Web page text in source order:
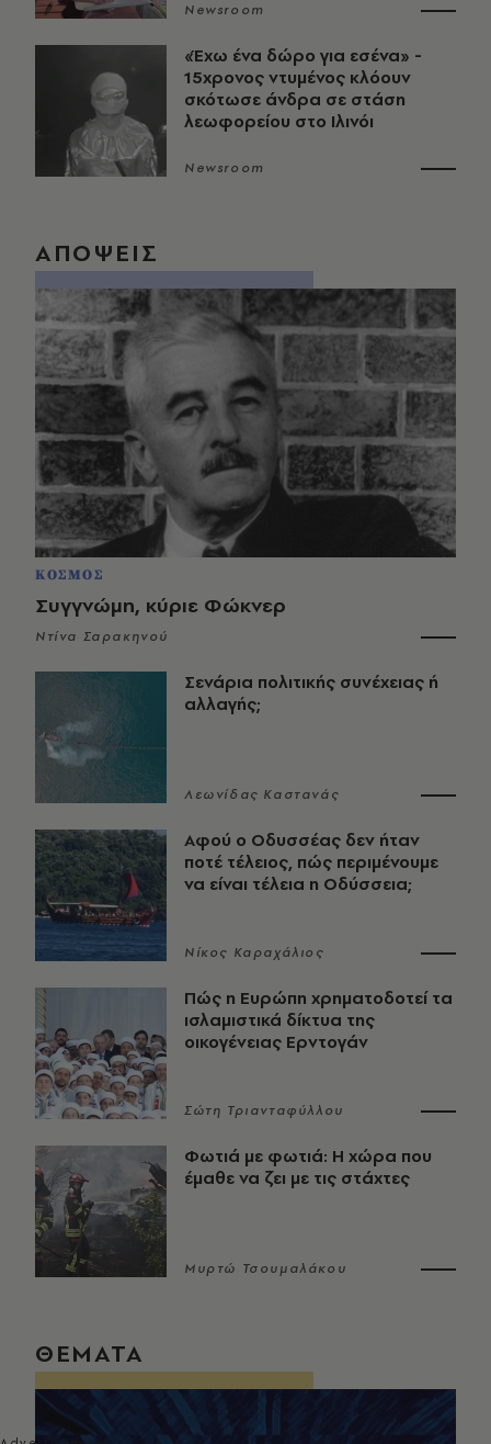
Newsroom
«Έχω ένα δώρο για εσένα» -
15χρονος ντυμένος κλόουν
σκότωσε άνδρα σε στάση
λεωφορείου στο Ιλινόι
Newsroom
ΑΠΟΨΕΙΣ
ΚΟΣΜΟΣ
Συγγνώμη, κύριε Φώκνερ
Ντίνα Σαρακηνού
Σενάρια πολιτικής συνέχειας ή
αλλαγής;
Λεωνίδας Καστανάς
Αφού ο Οδυσσέας δεν ήταν
ποτέ τέλειος, πώς περιμένουμε
να είναι τέλεια η Οδύσσεια;
Νίκος Καραχάλιος
Πώς η Ευρώπη χρηματοδοτεί τα
ισλαμιστικά δίκτυα της
οικογένειας Ερντογάν
Σώτη Τριανταφύλλου
Φωτιά με φωτιά: Η χώρα που
έμαθε να ζει με τις στάχτες
Μυρτώ Τσουμαλάκου
ΘΕΜΑΤΑ